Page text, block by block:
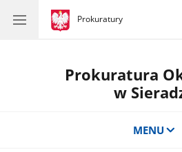
gov.pl
Prokuratury
gov.pl
Prokuratury
Prokuratura
w
MENU